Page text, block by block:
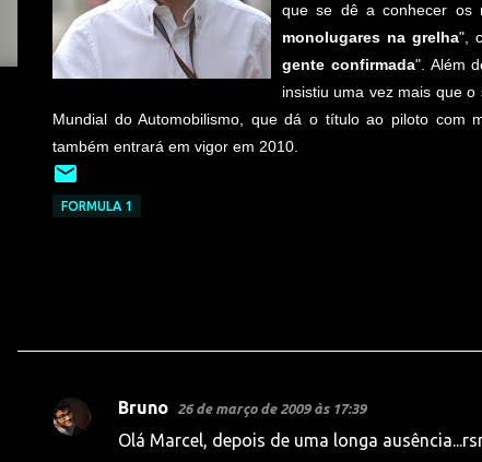
que se dê a conhecer os
monolugares na grelha",
gente confirmada". Além
insistiu uma vez mais que
Mundial do Automobilismo, que dá o título ao piloto com
também entrará em vigor em 2010.
FORMULA 1
C
Bruno 26 de março de 2009 às 17:39
Olá Marcel, depois de uma longa